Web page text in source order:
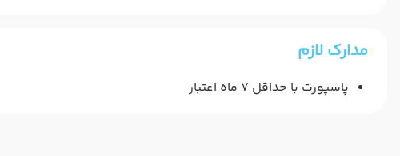
مدارک لازم
پاسپورت با حداقل 7 ماه اعتبار